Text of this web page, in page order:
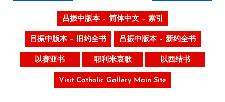
吕振中版本 – 简体中文 – 索引
吕振中版本 – 旧约全书 吕振中版本 – 新约全书
以赛亚书 耶利米哀歌 以西结书
Visit Catholic Gallery Main Site